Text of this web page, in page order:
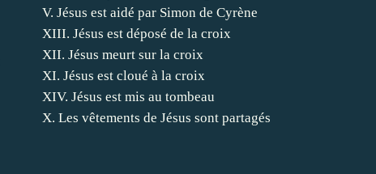
V. Jésus est aidé par Simon de Cyrène
XIII. Jésus est déposé de la croix
XII. Jésus meurt sur la croix
XI. Jésus est cloué à la croix
XIV. Jésus est mis au tombeau
X. Les vêtements de Jésus sont partagés